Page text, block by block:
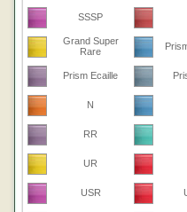
SSSP
Grand Super
Rare
Prism Ecaille
N
RR
UR
USR